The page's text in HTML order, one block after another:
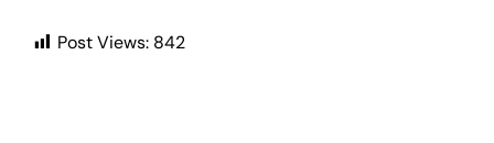
Post Views: 842